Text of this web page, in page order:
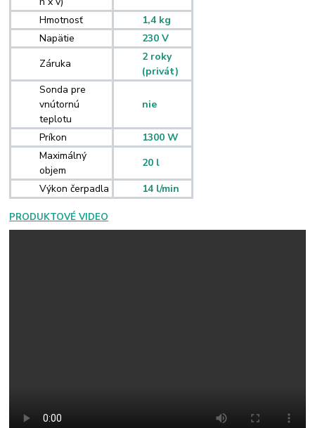
Hmotnosť
1,4 kg
Napätie
230 V
Záruka
2 roky
(privát)
Sonda pre
vnútornú
teplotu
nie
Príkon
1300 W
Maximálný
objem
20 l
Výkon čerpadla
14 l/min
PRODUKTOVÉ VIDEO